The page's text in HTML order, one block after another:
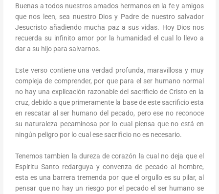
Buenas a todos nuestros amados hermanos en la fe y amigos
que nos leen, sea nuestro Dios y Padre de nuestro salvador
Jesucristo añadiendo mucha paz a sus vidas. Hoy Dios nos
recuerda su infinito amor por la humanidad el cual lo llevo a
dar a su hijo para salvarnos.
Este verso contiene una verdad profunda, maravillosa y muy
compleja de comprender, por que para el ser humano normal
no hay una explicación razonable del sacrificio de Cristo en la
cruz, debido a que primeramente la base de este sacrificio esta
en rescatar al ser humano del pecado, pero ese no reconoce
su naturaleza pecaminosa por lo cual piensa que no está en
ningún peligro por lo cual ese sacrificio no es necesario.
Tenemos tambien la dureza de corazón la cual no deja que el
Espíritu Santo redarguya y convenza de pecado al hombre,
esta es una barrera tremenda por que el orgullo es su pilar, al
pensar que no hay un riesgo por el pecado el ser humano se